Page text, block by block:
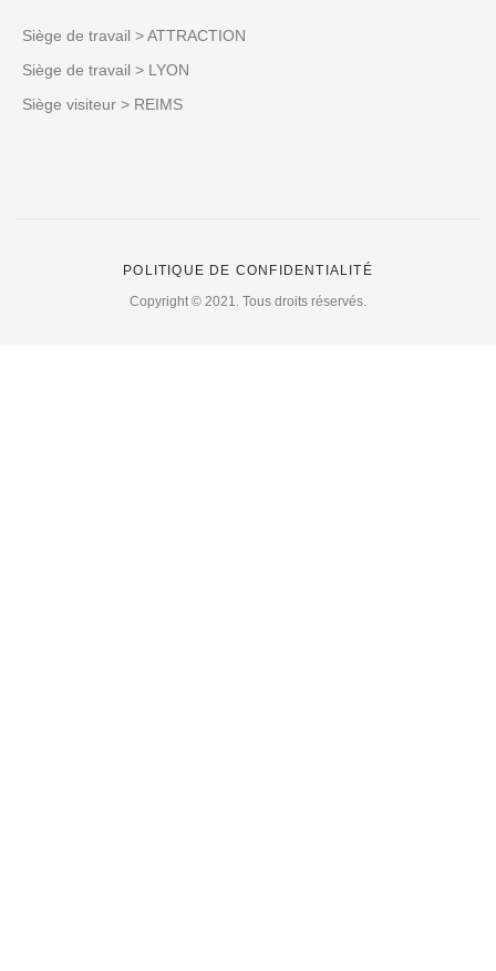
Siège de travail > ATTRACTION
Siège de travail > LYON
Siège visiteur > REIMS
POLITIQUE DE CONFIDENTIALITÉ
Copyright © 2021. Tous droits réservés.